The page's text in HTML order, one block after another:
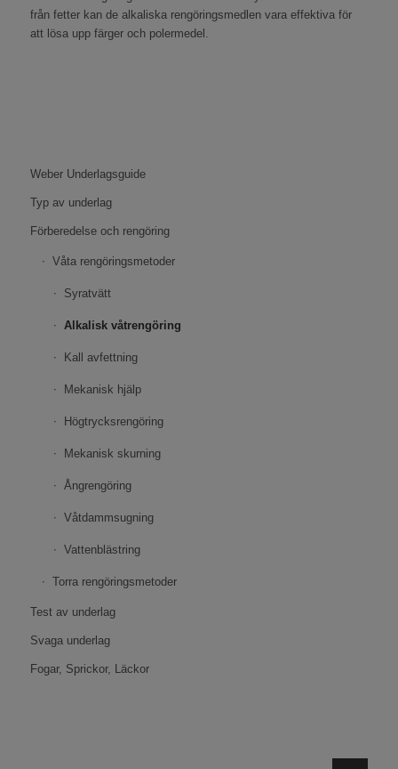
från fetter kan de alkaliska rengöringsmedlen vara effektiva för
att lösa upp färger och polermedel.
Weber Underlagsguide
Typ av underlag
Förberedelse och rengöring
Våta rengöringsmetoder
Syratvätt
Alkalisk våtrengöring
Kall avfettning
Mekanisk hjälp
Högtrycksrengöring
Mekanisk skurning
Ångrengöring
Våtdammsugning
Vattenblästring
Torra rengöringsmetoder
Test av underlag
Svaga underlag
Fogar, Sprickor, Läckor